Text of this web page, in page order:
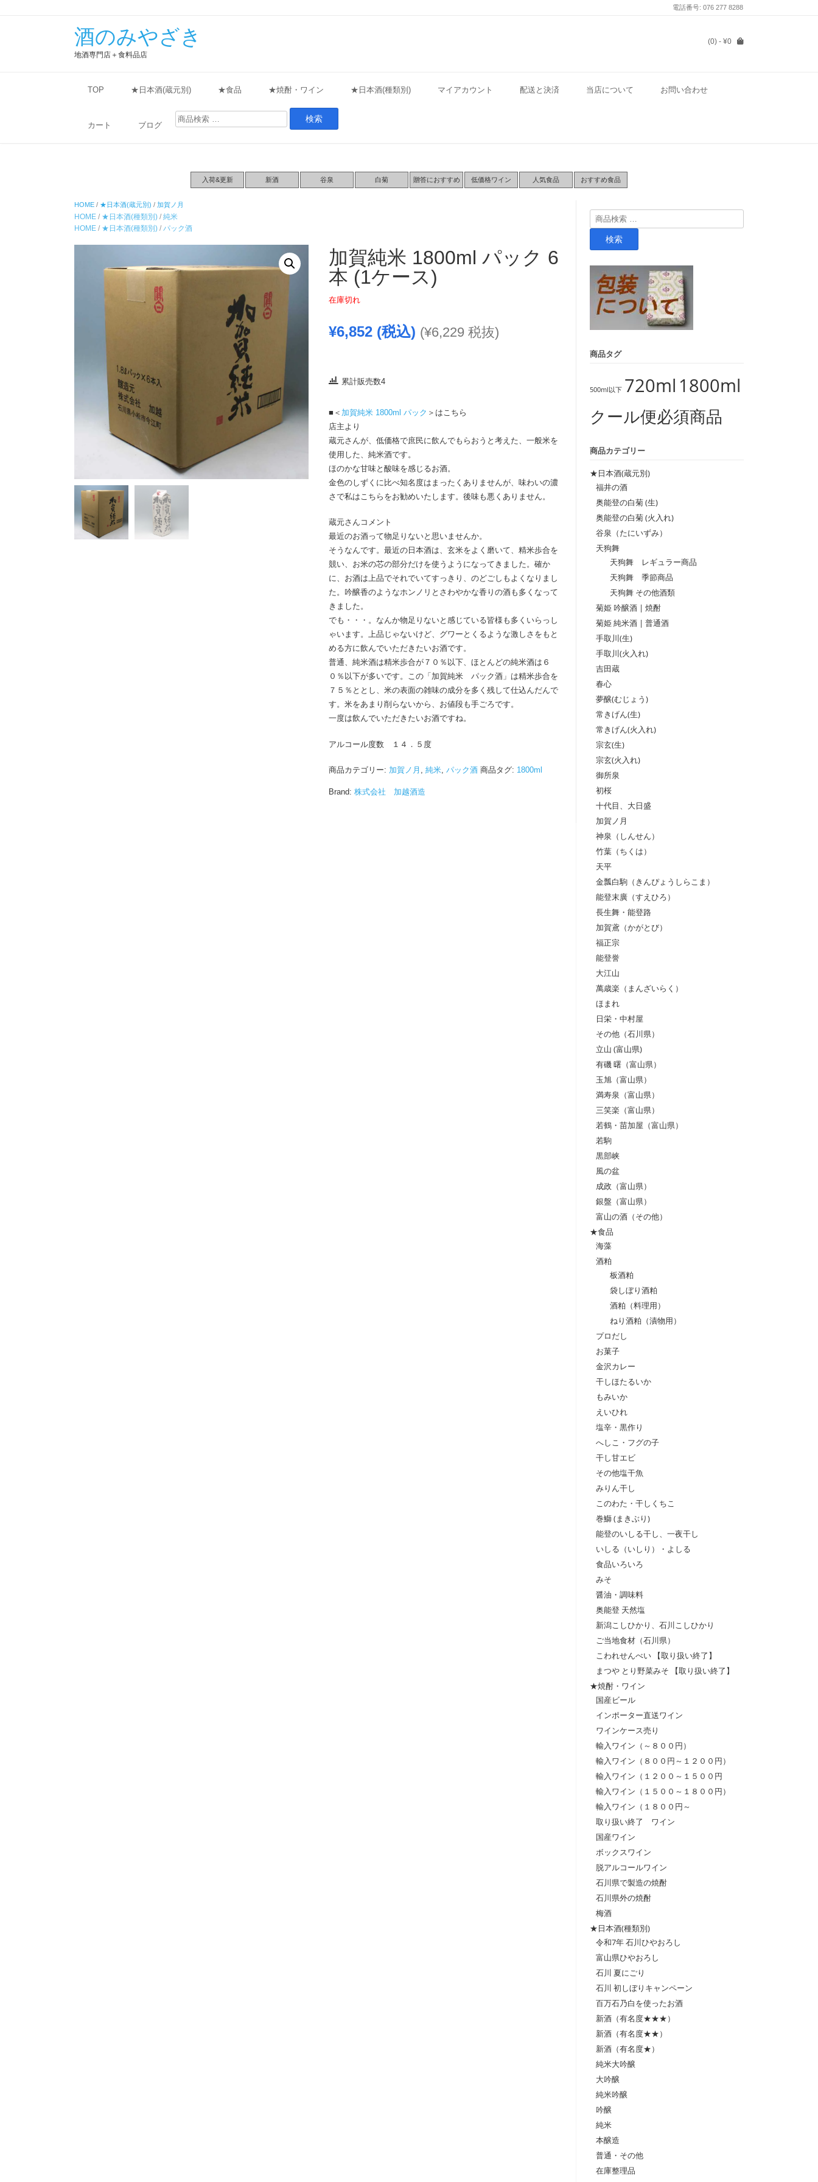
電話番号: 076 277 8288
酒のみやざき
地酒専門店＋食料品店
(0) - ¥0
TOP ★日本酒(蔵元別) ★食品 ★焼酎・ワイン ★日本酒(種類別) マイアカウント 配送と決済 当店について お問い合わせ
カート ブログ
検
索
入荷&更新 新酒 谷泉 白菊 贈答におすすめ 低価格ワイン 人気食品 おすすめ食品
HOME / ★日本酒(蔵元別) / 加賀ノ月
HOME / ★日本酒(種類別) / 純米
HOME / ★日本酒(種類別) / パック酒
加賀純米 1800ml パック 6
本 (1ケース)
在庫切れ
¥6,852(税込) (¥6,229 税抜)
累計販売数4
■＜ 加賀純米 1800ml パック ＞はこちら
店主より
蔵元さんが、低価格で庶民に飲んでもらおうと考えた、一般米を
使用した、純米酒です。
ほのかな甘味と酸味を感じるお酒。
金色のしずくに比べ知名度はまったくありませんが、味わいの濃
さで私はこちらをお勧めいたします。後味も悪くありません。
蔵元さんコメント
最近のお酒って物足りないと思いませんか。
そうなんです。最近の日本酒は、玄米をよく磨いて、精米歩合を
競い、お米の芯の部分だけを使うようになってきました。確か
に、お酒は上品でそれでいてすっきり、のどごしもよくなりまし
た。吟醸香のようなホンノリとさわやかな香りの酒も多くなって
きました。
でも・・・。なんか物足りないと感じている皆様も多くいらっし
ゃいます。上品じゃないけど、グワーとくるような激しさをもと
める方に飲んでいただきたいお酒です。
普通、純米酒は精米歩合が７０％以下、ほとんどの純米酒は６
０％以下が多いです。この「加賀純米 パック酒」は精米歩合を
７５％ととし、米の表面の雑味の成分を多く残して仕込んだんで
す。米をあまり削らないから、お値段も手ごろです。
一度は飲んでいただきたいお酒ですね。
アルコール度数 １４．５度
商品カテゴリー: 加賀ノ月 , 純米, パック酒 商品タグ: 1800ml
Brand: 株式会社 加越酒造
検
索
検索
商品タグ
500ml以下 720ml 1800ml
クール便必須商品
商品カテゴリー
★日本酒(蔵元別)
福井の酒
奥能登の白菊 (生)
奥能登の白菊 (火入れ)
谷泉（たにいずみ）
天狗舞
天狗舞 レギュラー商品
天狗舞 季節商品
天狗舞 その他酒類
菊姫 吟醸酒 | 焼酎
菊姫 純米酒 | 普通酒
手取川(生)
手取川(火入れ)
吉田蔵
春心
夢醸(むじょう)
常きげん(生)
常きげん(火入れ)
宗玄(生)
宗玄(火入れ)
御所泉
初桜
十代目、大日盛
加賀ノ月
神泉（しんせん）
竹葉（ちくは）
天平
金瓢白駒（きんぴょうしらこま）
能登末廣（すえひろ）
長生舞・能登路
加賀鳶（かがとび）
福正宗
能登誉
大江山
萬歳楽（まんざいらく）
ほまれ
日栄・中村屋
その他（石川県）
立山 (富山県)
有磯 曙（富山県）
玉旭（富山県）
満寿泉（富山県）
三笑楽（富山県）
若鶴・苗加屋（富山県）
若駒
黒部峡
風の盆
成政（富山県）
銀盤（富山県）
富山の酒（その他）
★食品
海藻
酒粕
板酒粕
袋しぼり酒粕
酒粕（料理用）
ねり酒粕（漬物用）
プロだし
お菓子
金沢カレー
干しほたるいか
もみいか
えいひれ
塩辛・黒作り
へしこ・フグの子
干し甘エビ
その他塩干魚
みりん干し
このわた・干しくちこ
巻鰤 (まきぶり)
能登のいしる干し、一夜干し
いしる（いしり）・よしる
食品いろいろ
みそ
醤油・調味料
奥能登 天然塩
新潟こしひかり、石川こしひかり
ご当地食材（石川県）
こわれせんべい 【取り扱い終了】
まつや とり野菜みそ 【取り扱い終了】
★焼酎・ワイン
国産ビール
インポーター直送ワイン
ワインケース売り
輸入ワイン（～８００円）
輸入ワイン（８００円～１２００円）
輸入ワイン（１２００～１５００円
輸入ワイン（１５００～１８００円）
輸入ワイン（１８００円～
取り扱い終了 ワイン
国産ワイン
ボックスワイン
脱アルコールワイン
石川県で製造の焼酎
石川県外の焼酎
梅酒
★日本酒(種類別)
令和7年 石川ひやおろし
富山県ひやおろし
石川 夏にごり
石川 初しぼりキャンペーン
百万石乃白を使ったお酒
新酒（有名度★★★）
新酒（有名度★★）
新酒（有名度★）
純米大吟醸
大吟醸
純米吟醸
吟醸
純米
本醸造
普通・その他
在庫整理品